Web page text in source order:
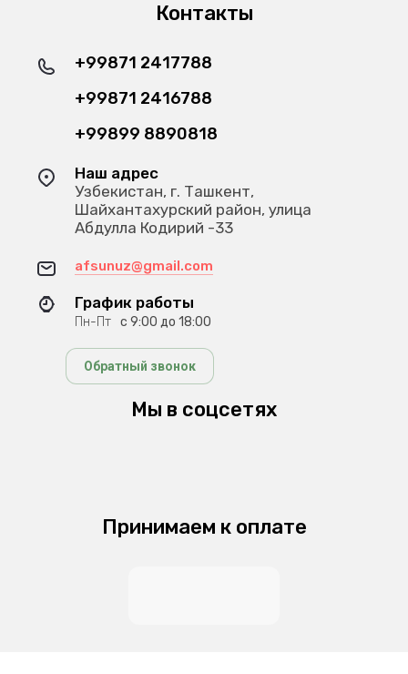
Контакты
+99871 2417788
+99871 2416788
+99899 8890818
Наш адрес
Узбекистан, г. Ташкент,
Шайхантахурский район, улица
Абдулла Кодирий -33
afsunuz@gmail.com
График работы
Пн-Пт с 9:00 до 18:00
Обратный звонок
Мы в соцсетях
Принимаем к оплате